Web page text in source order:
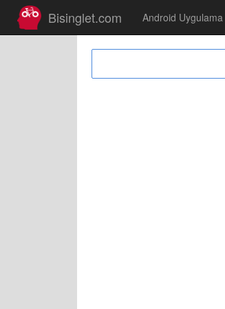
Bisinglet.com Android Uygulama